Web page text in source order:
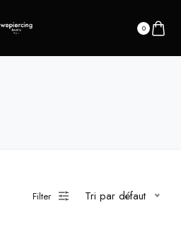
0
Filter Tri par défaut